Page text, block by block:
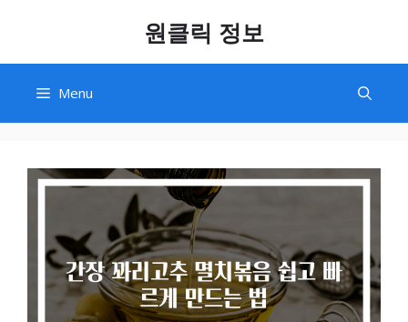
content
원클릭 정보
Menu